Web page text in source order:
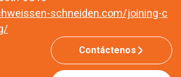
schneiden.com/joining-c
Contáctenos